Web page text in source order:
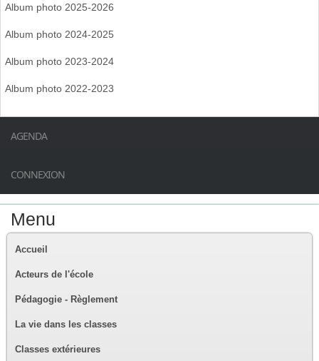
Album photo 2025-2026
Album photo 2024-2025
Album photo 2023-2024
Album photo 2022-2023
AGENDA
CONNEXION
Menu
Accueil
Acteurs de l'école
Pédagogie - Règlement
La vie dans les classes
Classes extérieures